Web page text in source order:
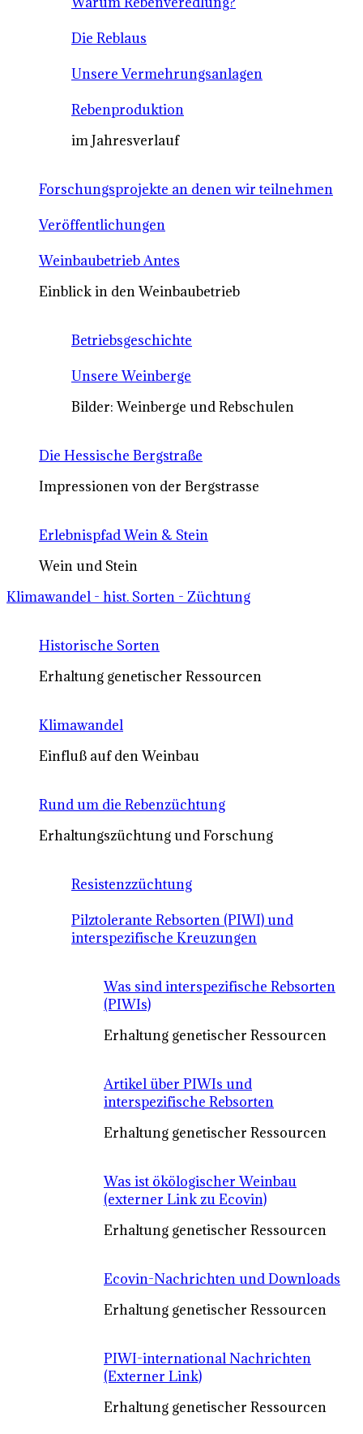
Die Reblaus
Unsere Vermehrungsanlagen
Rebenproduktion
im Jahresverlauf
Forschungsprojekte an denen wir teilnehmen
Veröffentlichungen
Weinbaubetrieb Antes
Einblick in den Weinbaubetrieb
Betriebsgeschichte
Unsere Weinberge
Bilder: Weinberge und Rebschulen
Die Hessische Bergstraße
Impressionen von der Bergstrasse
Erlebnispfad Wein & Stein
Wein und Stein
Klimawandel - hist. Sorten - Züchtung
Historische Sorten
Erhaltung genetischer Ressourcen
Klimawandel
Einfluß auf den Weinbau
Rund um die Rebenzüchtung
Erhaltungszüchtung und Forschung
Resistenzzüchtung
Pilztolerante Rebsorten (PIWI) und
interspezifische Kreuzungen
Was sind interspezifische Rebsorten
(PIWIs)
Erhaltung genetischer Ressourcen
Artikel über PIWIs und
interspezifische Rebsorten
Erhaltung genetischer Ressourcen
Was ist ökölogischer Weinbau
(externer Link zu Ecovin)
Erhaltung genetischer Ressourcen
Ecovin-Nachrichten und Downloads
Erhaltung genetischer Ressourcen
PIWI-international Nachrichten
(Externer Link)
Erhaltung genetischer Ressourcen